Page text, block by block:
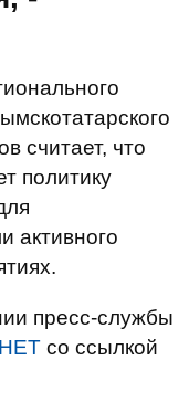
считает, что
политику
активного
пресс-службы
со ссылкой